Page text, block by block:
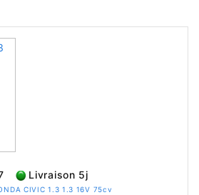
Livraison 5j
CIVIC 1.3 1.3 16V 75cv